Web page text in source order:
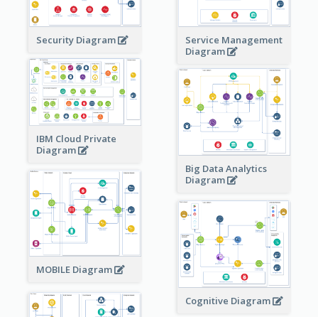
Security Diagram
Service Management
Diagram
IBM Cloud Private
Diagram
Big Data Analytics
Diagram
MOBILE Diagram
Cognitive Diagram